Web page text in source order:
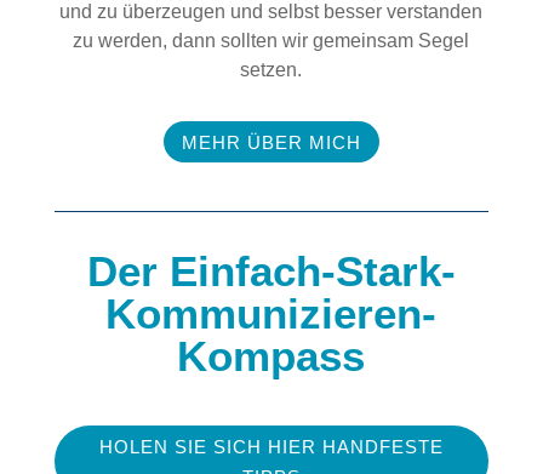
und zu überzeugen und selbst besser verstanden
zu werden, dann sollten wir gemeinsam Segel
setzen.
MEHR ÜBER MICH
Der Einfach-Stark-
Kommunizieren-
Kompass
HOLEN SIE SICH HIER HANDFESTE